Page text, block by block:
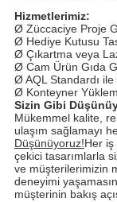
Hizmetlerimiz:
Ø Züccaciye Proje
Ø Hediye Kutusu
Ø Çıkartma veya
Ø Cam Ürün Gıda
Ø AQL Standardı
Ø Konteyner
Sizin Gibi
Mükemmel kalite,
ulaşım sağlamayı
Düşünüyoruz!Her iş
çekici tasarımlarla
ve müşterilerimizin
deneyimi
müşterinin bakış